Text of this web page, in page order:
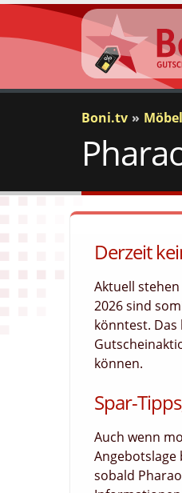
Boni.tv
Derzeit
Aktuell
2026 sind
könntest.
können.
Spar-
Auch wenn
Angebotslage
sobald